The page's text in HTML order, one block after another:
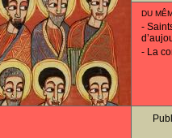
DU
-
- La